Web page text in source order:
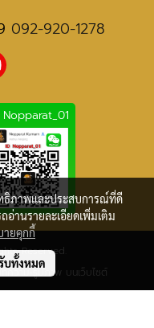
092-920-1278
Nopparat_01
Reserved.
ความ-รูปภาพ บนเว็บไซต์
ธิภาพและประสบการณ์ที่ดี
อ่านรายละเอียดเพิ่มเติม
ายคุกกี้
บทั้งหมด